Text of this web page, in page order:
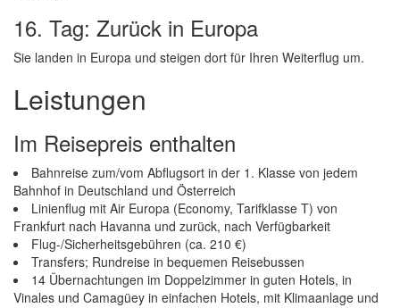
16. Tag: Zurück in Europa
Sie landen in Europa und steigen dort für Ihren Weiterflug um.
Leistungen
Im Reisepreis enthalten
Bahnreise zum/vom Abflugsort in der 1. Klasse von jedem
Bahnhof in Deutschland und Österreich
Linienflug mit Air Europa (Economy, Tarifklasse T) von
Frankfurt nach Havanna und zurück, nach Verfügbarkeit
Flug-/Sicherheitsgebühren (ca. 210 €)
Transfers; Rundreise in bequemen Reisebussen
14 Übernachtungen im Doppelzimmer in guten Hotels, in
Vinales und Camagüey in einfachen Hotels, mit Klimaanlage und